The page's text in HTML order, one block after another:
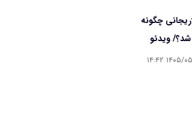
چگونه
شد؟/ ویدئو
۱۵ ۱۴:۴۲